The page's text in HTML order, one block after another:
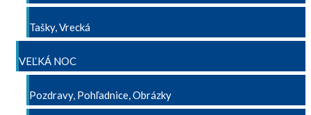
Tašky, Vrecká
VEĽKÁ NOC
Pozdravy, Pohľadnice, Obrázky